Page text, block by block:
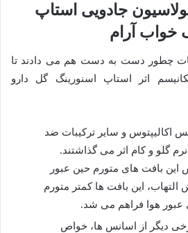
جادویی استاپ
خواب آرام
چطور دست به دست هم می دادند تا
اثر استاپ اسنورینگ گل دارو
اکالیپتوس و سایر ترکیبات ضد
گلو و کام اثر می گذاشتند.
بافت های متورم حین عبور
این بافت ها کمتر متورم
هوا فراهم می شد.
دیگر از اسانس ها، خواص